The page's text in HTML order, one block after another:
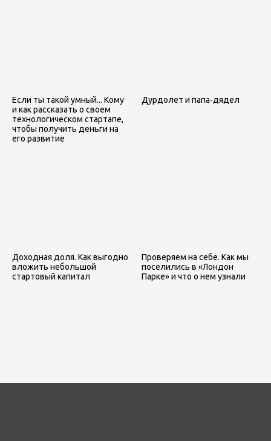
Если ты такой умный... Кому
и как рассказать о своем
технологическом стартапе,
чтобы получить деньги на
его развитие
Дурдолет и папа-дядел
Доходная доля. Как выгодно
вложить небольшой
стартовый капитал
Проверяем на себе. Как мы
поселились в «Лондон
Парке» и что о нем узнали